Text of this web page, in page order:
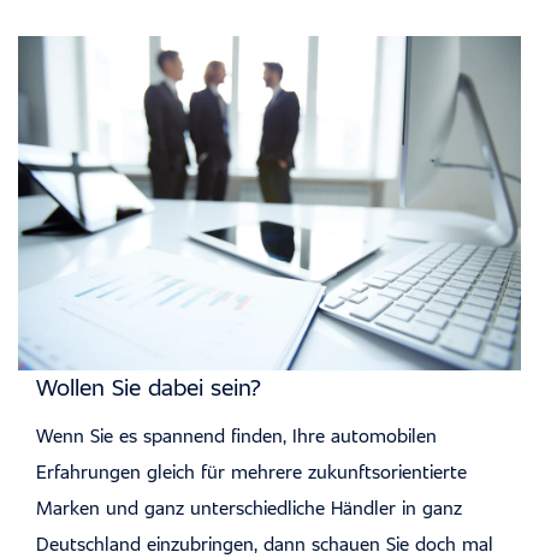
Wollen Sie dabei sein?
Wenn Sie es spannend finden, Ihre automobilen
Erfahrungen gleich für mehrere zukunftsorientierte
Marken und ganz unterschiedliche Händler in ganz
Deutschland einzubringen, dann schauen Sie doch mal